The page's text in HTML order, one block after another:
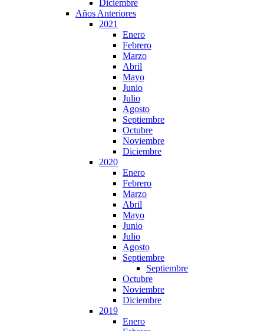
Diciembre
Años Anteriores
2021
Enero
Febrero
Marzo
Abril
Mayo
Junio
Julio
Agosto
Septiembre
Octubre
Noviembre
Diciembre
2020
Enero
Febrero
Marzo
Abril
Mayo
Junio
Julio
Agosto
Septiembre
Septiembre
Octubre
Noviembre
Diciembre
2019
Enero